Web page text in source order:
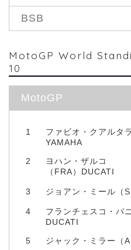
BSB
MotoGP World
10
MotoGP
1
ファビオ・クアルタ
YAMAHA
2
ヨハン・ザルコ
（FRA）DUCATI
3 ジョアン・ミール（
4
フランチェスコ・バ
DUCATI
5 ジャック・ミラー（